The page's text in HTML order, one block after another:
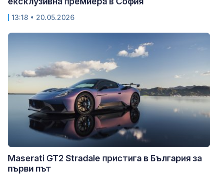
13:18 • 20.05.2026
Maserati GT2 Stradale пристига в България за
първи път